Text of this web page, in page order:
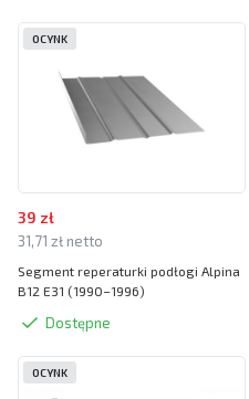
39 zł
31,71 zł netto
Segment reperaturki podłogi Alpina
B12 E31 (1990–1996)
Dostępne
OCYNK
OCYNK